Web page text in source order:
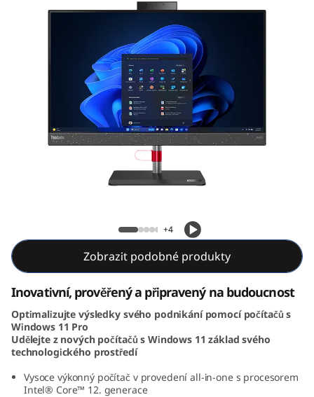
5
a
2
ThinkCentre Neo 50a (24, Intel)
+4
Zobrazit podobné produkty
Inovativní, prověřený a připravený na budoucnost
Optimalizujte výsledky svého podnikání pomocí počítačů s
Windows 11 Pro
Udělejte z nových počítačů s Windows 11 základ svého
technologického prostředí
Vysoce výkonný počítač v provedení all-in-one s procesorem
Intel® Core™ 12. generace